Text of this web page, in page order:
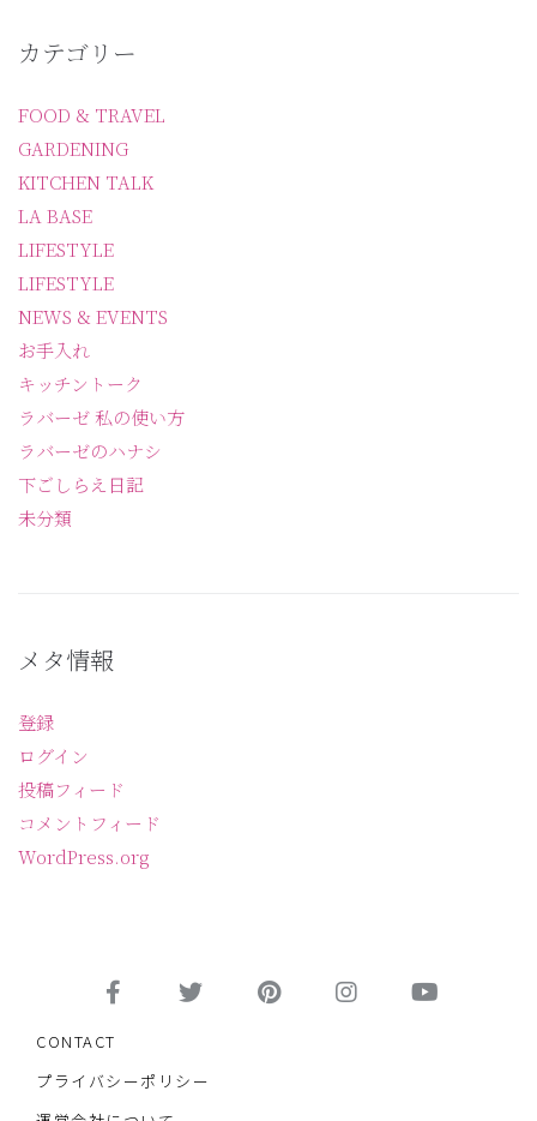
カテゴリー
FOOD & TRAVEL
GARDENING
KITCHEN TALK
LA BASE
LIFESTYLE
LIFESTYLE
NEWS & EVENTS
お手入れ
キッチントーク
ラバーゼ 私の使い方
ラバーゼのハナシ
下ごしらえ日記
未分類
メタ情報
登録
ログイン
投稿フィード
コメントフィード
WordPress.org
CONTACT
プライバシーポリシー